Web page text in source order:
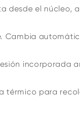
desde el núcleo,
Cambia
incorporada
térmico para